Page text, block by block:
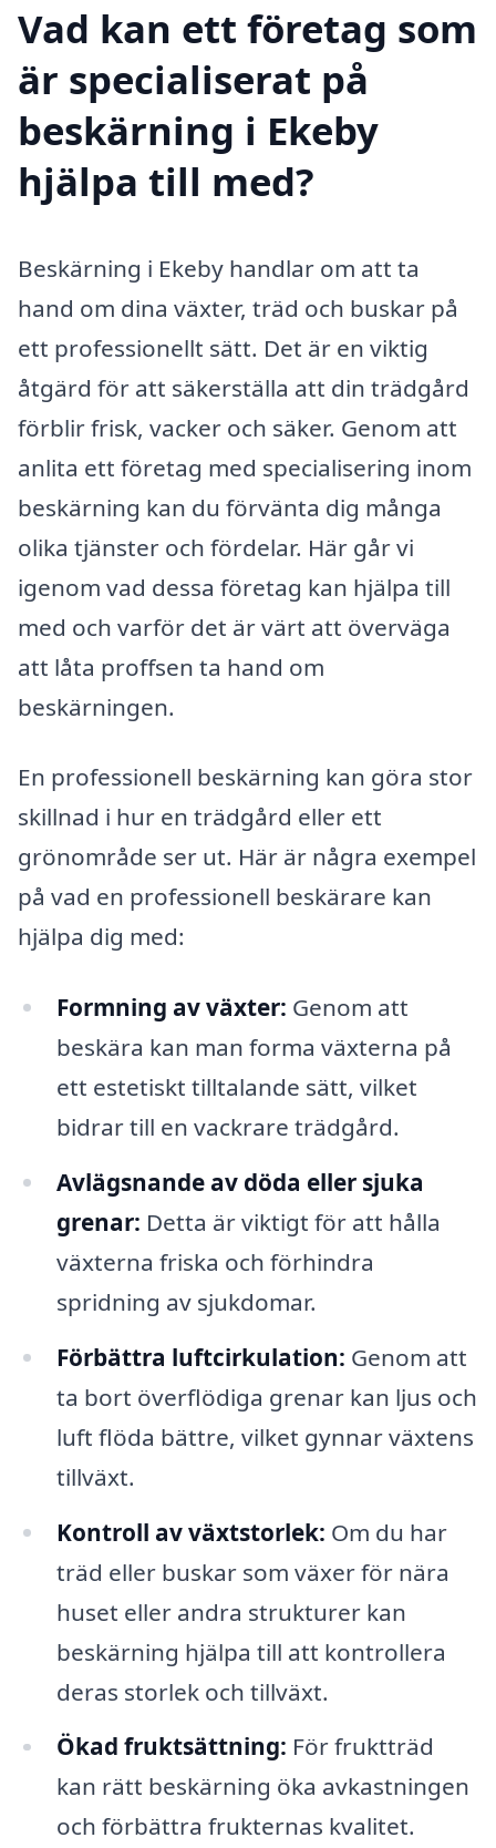
Vad kan ett företag som
är specialiserat på
beskärning i Ekeby
hjälpa till med?
Beskärning i Ekeby handlar om att ta
hand om dina växter, träd och buskar på
ett professionellt sätt. Det är en viktig
åtgärd för att säkerställa att din trädgård
förblir frisk, vacker och säker. Genom att
anlita ett företag med specialisering inom
beskärning kan du förvänta dig många
olika tjänster och fördelar. Här går vi
igenom vad dessa företag kan hjälpa till
med och varför det är värt att överväga
att låta proffsen ta hand om
beskärningen.
En professionell beskärning kan göra stor
skillnad i hur en trädgård eller ett
grönområde ser ut. Här är några exempel
på vad en professionell beskärare kan
hjälpa dig med:
Formning av växter: Genom att
beskära kan man forma växterna på
ett estetiskt tilltalande sätt, vilket
bidrar till en vackrare trädgård.
Avlägsnande av döda eller sjuka
grenar: Detta är viktigt för att hålla
växterna friska och förhindra
spridning av sjukdomar.
Förbättra luftcirkulation: Genom att
ta bort överflödiga grenar kan ljus och
luft flöda bättre, vilket gynnar växtens
tillväxt.
Kontroll av växtstorlek: Om du har
träd eller buskar som växer för nära
huset eller andra strukturer kan
beskärning hjälpa till att kontrollera
deras storlek och tillväxt.
Ökad fruktsättning: För fruktträd
kan rätt beskärning öka avkastningen
och förbättra frukternas kvalitet.